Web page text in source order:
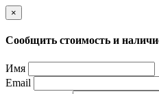
×
Сообщить стоимость и
Имя
Email